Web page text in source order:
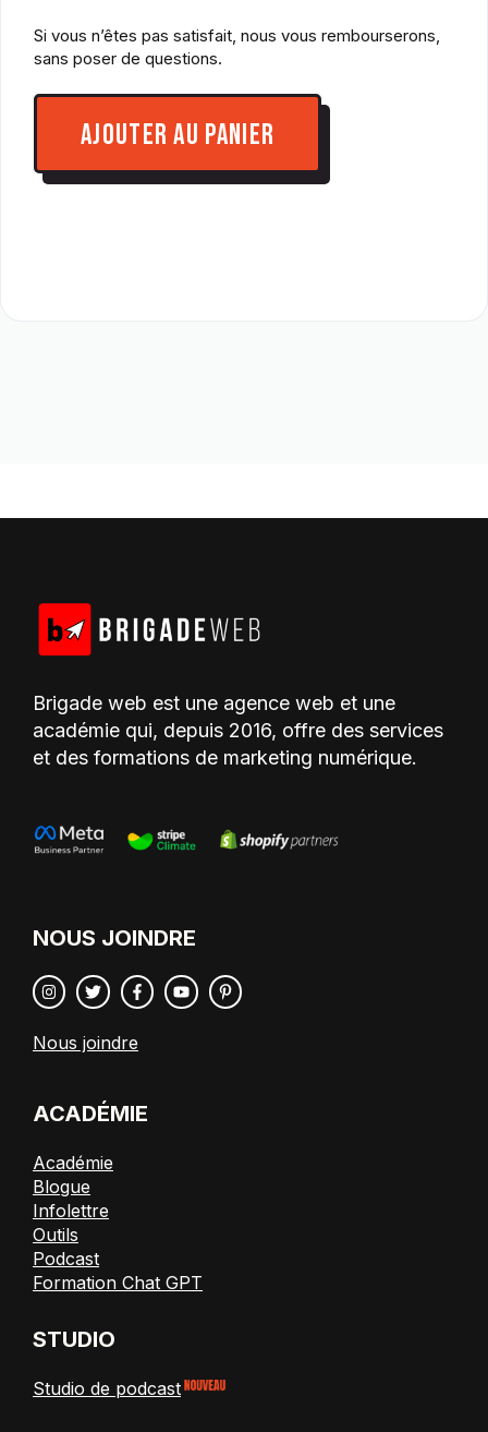
Si vous n’êtes pas satisfait, nous vous rembourserons,
sans poser de questions.
AJOUTER AU PANIER
Brigade web est une agence web et une
académie qui, depuis 2016, offre des services
et des formations de marketing numérique.
NOUS JOINDRE
Nous joindre
ACADÉMIE
Académie
Blogue
Infolettre
Outils
Podcast
Formation Chat GPT
STUDIO
Studio de podcast